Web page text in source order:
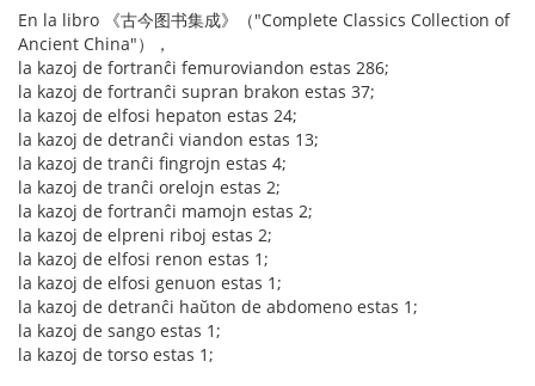
En la libro 《古今图书集成》（"Complete Classics Collection of
Ancient China"），
la kazoj de fortranĉi femuroviandon estas 286;
la kazoj de fortranĉi supran brakon estas 37;
la kazoj de elfosi hepaton estas 24;
la kazoj de detranĉi viandon estas 13;
la kazoj de tranĉi fingrojn estas 4;
la kazoj de tranĉi orelojn estas 2;
la kazoj de fortranĉi mamojn estas 2;
la kazoj de elpreni riboj estas 2;
la kazoj de elfosi renon estas 1;
la kazoj de elfosi genuon estas 1;
la kazoj de detranĉi haŭton de abdomeno estas 1;
la kazoj de sango estas 1;
la kazoj de torso estas 1;